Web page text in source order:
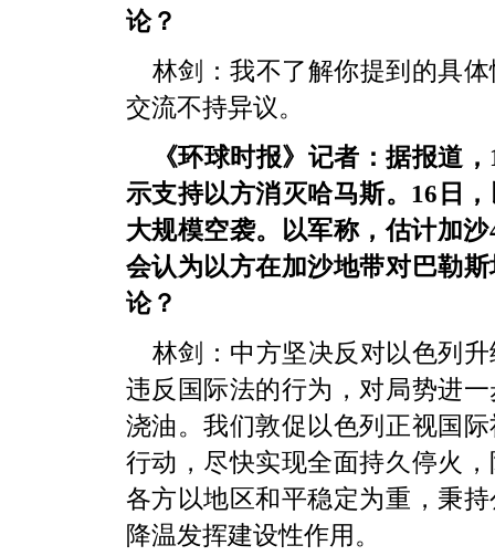
论？
林剑：我不了解你提到的具
交流不持异议。
《环球时报》记者：据报道
示支持以方消灭哈马斯。16日
大规模空袭。以军称，估计加
会认为以方在加沙地带对巴勒
论？
林剑：中方坚决反对以色列
违反国际法的行为，对局势进
浇油。我们敦促以色列正视国
行动，尽快实现全面持久停火
各方以地区和平稳定为重，秉
降温发挥建设性作用。